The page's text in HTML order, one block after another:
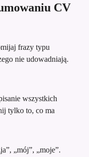
CV
frazy typu
nie udowadniają.
wszystkich
tylko to, co ma
„mój”, „moje”.